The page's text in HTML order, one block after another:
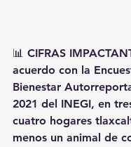
📊 CIFRAS
acuerdo con la
Bienestar
2021 del INEGI, en
cuatro hogares
menos un animal de